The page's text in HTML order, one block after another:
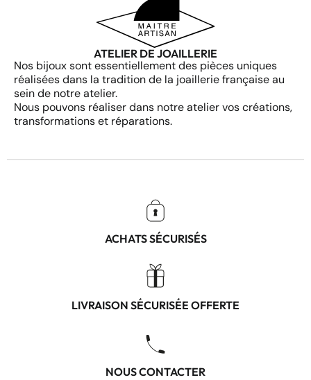
ATELIER DE JOAILLERIE
Nos bijoux sont essentiellement des pièces uniques
réalisées dans la tradition de la joaillerie française au
sein de notre atelier.
Nous pouvons réaliser dans notre atelier vos créations,
transformations et réparations.
ACHATS SÉCURISÉS
LIVRAISON SÉCURISÉE OFFERTE
NOUS CONTACTER